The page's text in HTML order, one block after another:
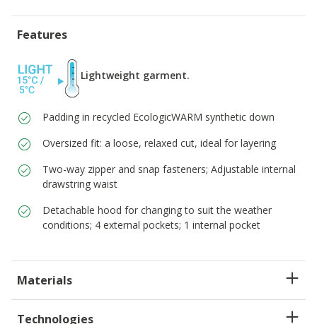
Features
Lightweight garment.
Padding in recycled EcologicWARM synthetic down
Oversized fit: a loose, relaxed cut, ideal for layering
Two-way zipper and snap fasteners; Adjustable internal
drawstring waist
Detachable hood for changing to suit the weather
conditions; 4 external pockets; 1 internal pocket
Materials
Technologies